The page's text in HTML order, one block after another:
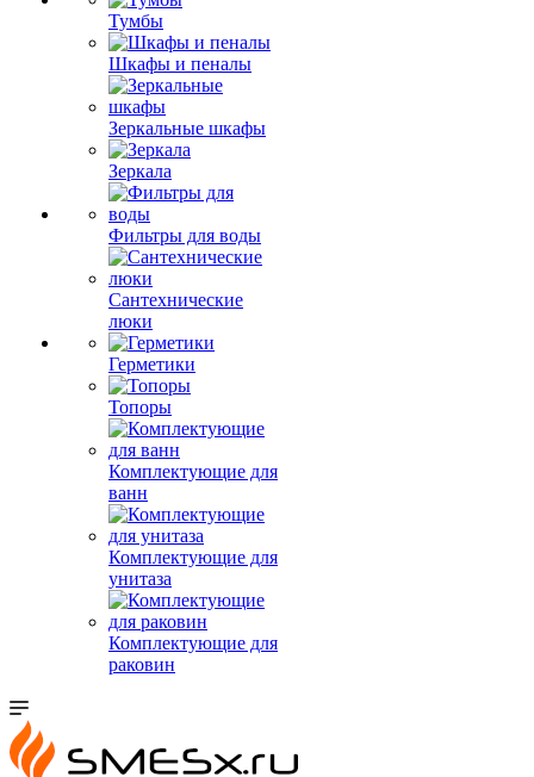
Тумбы
Шкафы и пеналы
Зеркальные шкафы
Зеркала
Фильтры для воды
Сантехнические
люки
Герметики
Топоры
Комплектующие для
ванн
Комплектующие для
унитаза
Комплектующие для
раковин